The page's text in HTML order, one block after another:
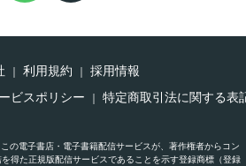
利用規約
採用情報
ビスポリシー 特定商取引法に関する表
の電子書店・電子書籍配信サービスが、著作権者からコン
得た正規版配信サービスであることを示す登録商標（登録